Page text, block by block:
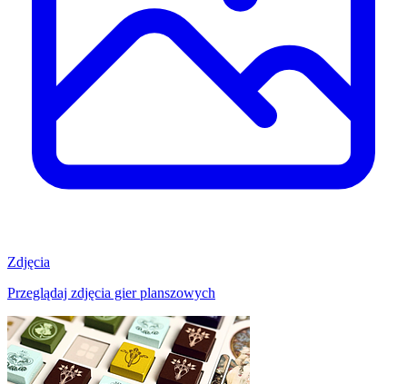
Zdjęcia
Przeglądaj zdjęcia gier planszowych